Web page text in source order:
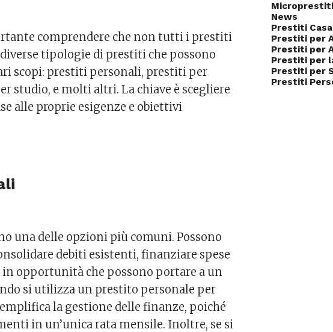
comprendere che non tutti i prestiti
tipologie di prestiti che possono
scopi: prestiti personali, prestiti per
studio, e molti altri. La chiave è scegliere
alle proprie esigenze e obiettivi
una delle opzioni più comuni. Possono
debiti esistenti, finanziare spese
opportunità che possono portare a un
si utilizza un prestito personale per
la gestione delle finanze, poiché
in un’unica rata mensile. Inoltre, se si
Microprestiti
News
Prestiti
Prestiti per
Prestiti per
Prestiti per
Prestiti per
Prestiti